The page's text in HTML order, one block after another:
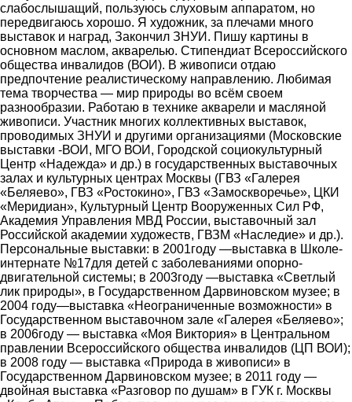
слабослышащий, пользуюсь слуховым аппаратом, но
передвигаюсь хорошо. Я художник, за плечами много
выставок и наград, Закончил ЗНУИ. Пишу картины в
основном маслом, акварелью. Стипендиат Всероссийского
общества инвалидов (ВОИ). В живописи отдаю
предпочтение реалистическому направлению. Любимая
тема творчества ― мир природы во всём своем
разнообразии. Работаю в технике акварели и масляной
живописи. Участник многих коллективных выставок,
проводимых ЗНУИ и другими организациями (Московские
выставки -ВОИ, МГО ВОИ, Городской социокультурный
Центр «Надежда» и др.) в государственных выставочных
залах и культурных центрах Москвы (ГВЗ «Галерея
«Беляево», ГВЗ «Ростокино», ГВЗ «Замоскворечье», ЦКИ
«Меридиан», Культурный Центр Вооруженных Сил РФ,
Академия Управления МВД России, выставочный зал
Российской академии художеств, ГВЗМ «Наследие» и др.).
Персональные выставки: в 2001году ―выставка в Школе-
интернате №17для детей с заболеваниями опорно-
двигательной системы; в 2003году ―выставка «Светлый
лик природы», в Государственном Дарвиновском музее; в
2004 году―выставка «Неограниченные возможности» в
Государственном выставочном зале «Галерея «Беляево»;
в 2006году ― выставка «Моя Виктория» в Центральном
правлении Всероссийского общества инвалидов (ЦП ВОИ);
в 2008 году ― выставка «Природа в живописи» в
Государственном Дарвиновском музее; в 2011 году ―
двойная выставка «Разговор по душам» в ГУК г. Москвы